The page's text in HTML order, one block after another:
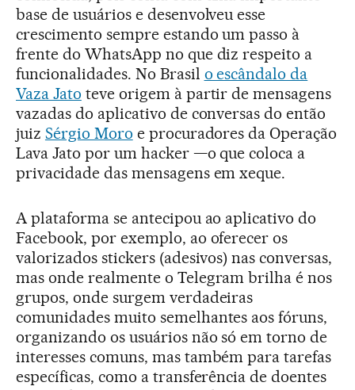
base de usuários e desenvolveu esse
crescimento sempre estando um passo à
frente do WhatsApp no que diz respeito a
funcionalidades. No Brasil o escândalo da
Vaza Jato teve origem à partir de mensagens
vazadas do aplicativo de conversas do então
juiz Sérgio Moro e procuradores da Operação
Lava Jato por um hacker —o que coloca a
privacidade das mensagens em xeque.
A plataforma se antecipou ao aplicativo do
Facebook, por exemplo, ao oferecer os
valorizados stickers (adesivos) nas conversas,
mas onde realmente o Telegram brilha é nos
grupos, onde surgem verdadeiras
comunidades muito semelhantes aos fóruns,
organizando os usuários não só em torno de
interesses comuns, mas também para tarefas
específicas, como a transferência de doentes